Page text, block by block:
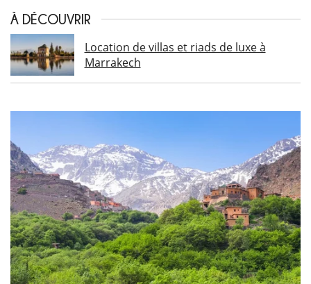
À DÉCOUVRIR
Location de villas et riads de luxe à
Marrakech